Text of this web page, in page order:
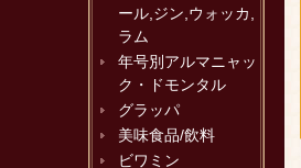
ール,ジン,ウォッカ,
ラム
年号別アルマニャッ
ク・ドモンタル
グラッパ
美味食品/飲料
ビワミン